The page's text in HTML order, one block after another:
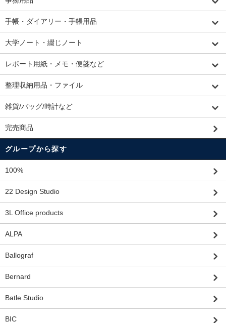
手帳・ダイアリー・手帳用品
大学ノート・綴じノート
レポート用紙・メモ・便箋など
整理収納用品・ファイル
雑貨/バッグ/時計など
完売商品
グループから探す
100%
22 Design Studio
3L Office products
ALPA
Ballograf
Bernard
Batle Studio
BIC